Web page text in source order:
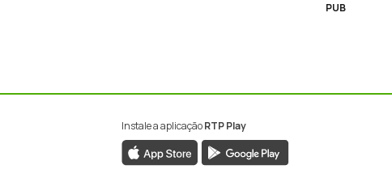
PUB
Instale a aplicaçãoRTP Play